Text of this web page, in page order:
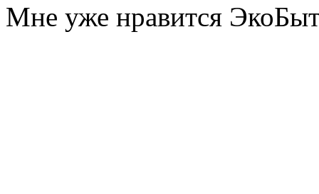
Мне уже нравится